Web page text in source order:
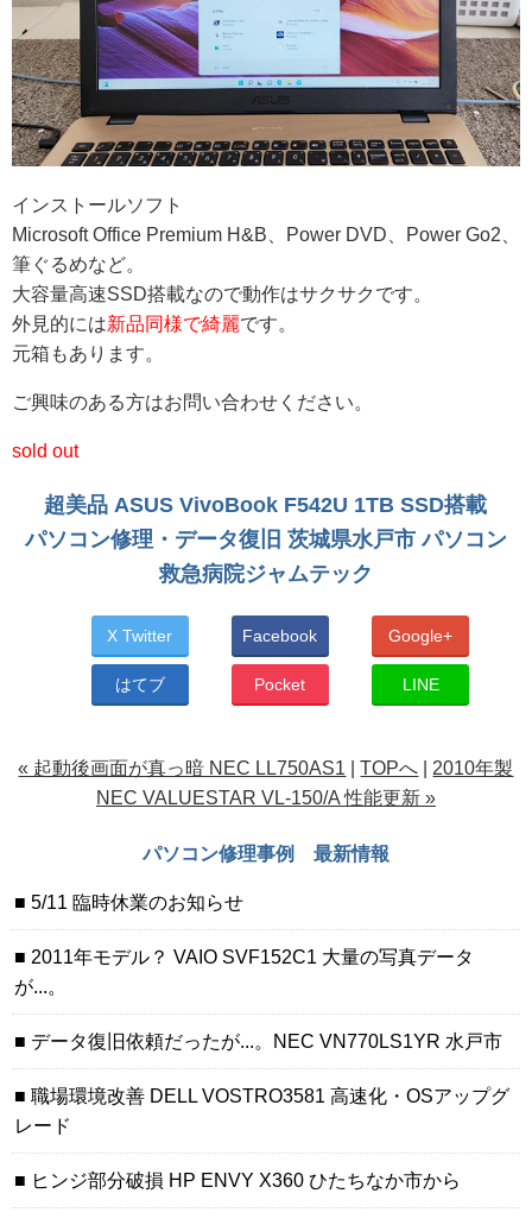
インストールソフト
Microsoft Office Premium H&B、Power DVD、Power Go2、
筆ぐるめなど。
大容量高速SSD搭載なので動作はサクサクです。
外見的には新品同様で綺麗です。
元箱もあります。
ご興味のある方はお問い合わせください。
sold out
超美品 ASUS VivoBook F542U 1TB SSD搭載
パソコン修理・データ復旧 茨城県水戸市 パソコン
救急病院ジャムテック
X Twitter Facebook Google+
はてブ Pocket LINE
« 起動後画面が真っ暗 NEC LL750AS1 |TOPへ
2010年製
NEC VALUESTAR VL-150/A 性能更新 »
パソコン修理事例 最新情報
5/11 臨時休業のお知らせ
2011年モデル？ VAIO SVF152C1 大量の写真データ
が...。
データ復旧依頼だったが...。NEC VN770LS1YR 水戸市
職場環境改善 DELL VOSTRO3581 高速化・OSアップグ
レード
ヒンジ部分破損 HP ENVY X360 ひたちなか市から